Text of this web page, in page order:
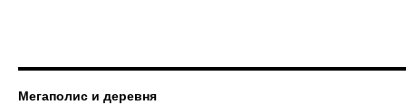
Мегаполис и деревня